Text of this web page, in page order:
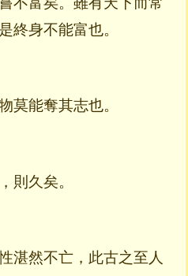
終身不能富也。
莫能奪其志也。
則久矣。
湛然不亡，此古之至人